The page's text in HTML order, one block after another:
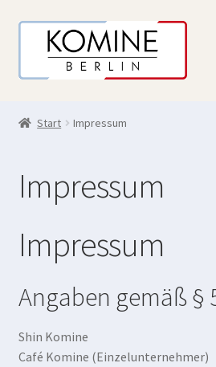
Zur
Navigation
Zum
Inhalt
✻ Mein Konto
Start Impressum
Impressum
Impressum
Angaben gemäß §
Shin Komine
Café Komine (Einzelunternehmer)